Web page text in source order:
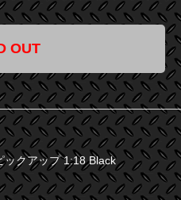
OUT
ックアップ 1:18 Black